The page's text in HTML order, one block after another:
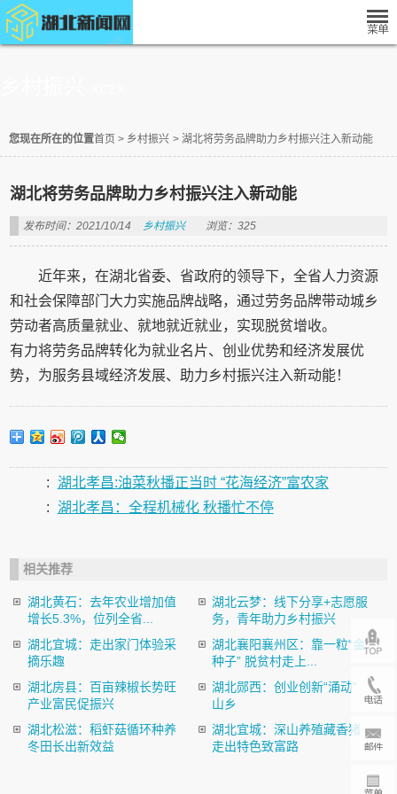
您现在所在的位置首页 > 乡村振兴 > 湖北将劳务品牌助力乡村振兴注入新动能
湖北将劳务品牌助力乡村振兴注入新动能
发布时间：2021/10/14 乡村振兴 浏览：325
近年来，在湖北省委、省政府的领导下，全省人力资源
和社会保障部门大力实施品牌战略，通过劳务品牌带动城乡
劳动者高质量就业、就地就近就业，实现脱贫增收。
有力将劳务品牌转化为就业名片、创业优势和经济发展优
势，为服务县域经济发展、助力乡村振兴注入新动能！
: 湖北孝昌:油菜秋播正当时 “花海经济”富农家
: 湖北孝昌：全程机械化 秋播忙不停
相关推荐
湖北黄石：去年农业增加值
增长5.3%，位列全省...
湖北云梦：线下分享+志愿服
务，青年助力乡村振兴
湖北宜城：走出家门体验采
摘乐趣
湖北襄阳襄州区：靠一粒“金
种子” 脱贫村走上...
湖北房县：百亩辣椒长势旺
产业富民促振兴
湖北郧西：创业创新“涌动”
山乡
湖北松滋：稻虾菇循环种养
冬田长出新效益
湖北宜城：深山养殖藏香猪
走出特色致富路